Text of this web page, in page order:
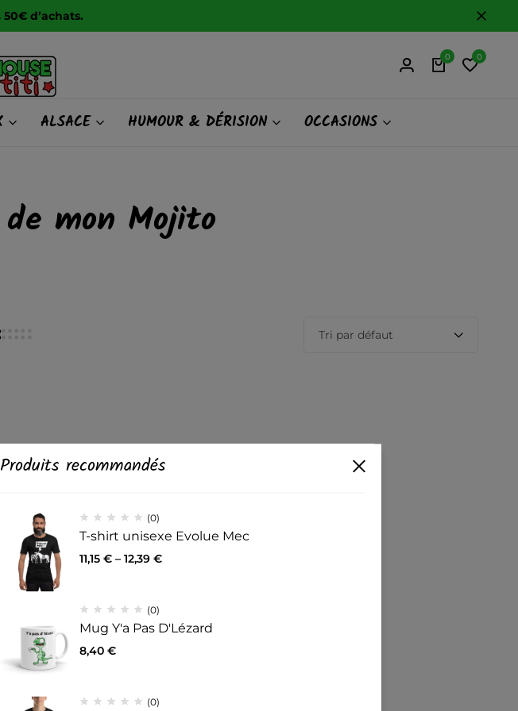
50€ d’achats.
0 0
ALSACE HUMOUR & DÉRISION OCCASIONS
mon Mojito
Tri par défaut
Produits recommandés
(0)
T-shirt unisexe Evolue Mec
11,15 € – 12,39 €
(0)
Mug Y'a Pas D'Lézard
8,40 €
(0)